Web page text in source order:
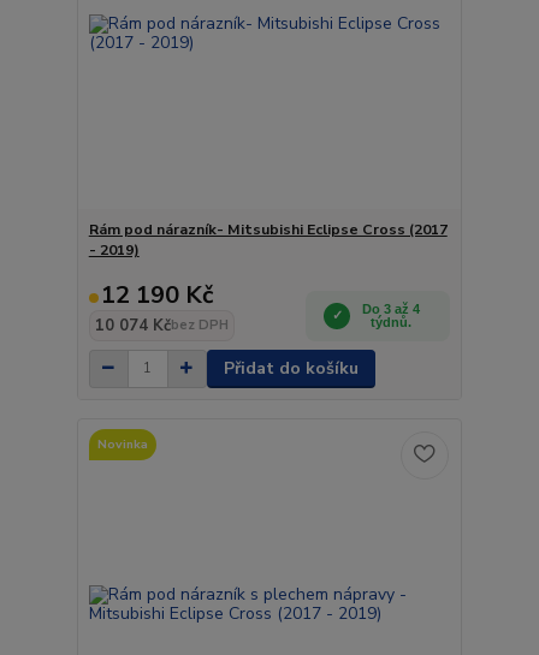
Rám pod nárazník- Mitsubishi Eclipse Cross (2017
- 2019)
12 190 Kč
10 074 Kčbez DPH
Do 3 až 4
týdnů.
Přidat do košíku
Novinka